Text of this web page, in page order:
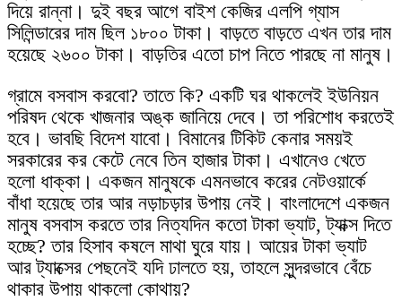
দিয়ে রান্না। দুই বছর আগে বাইশ কেজির এলপি গ্যাস
সিলিন্ডারের দাম ছিল ১৮০০ টাকা। বাড়তে বাড়তে এখন তার দাম
হয়েছে ২৬০০ টাকা। বাড়তির এতো চাপ নিতে পারছে না মানুষ।
গ্রামে বসবাস করবো? তাতে কি? একটি ঘর থাকলেই ইউনিয়ন
পরিষদ থেকে খাজনার অঙ্ক জানিয়ে দেবে। তা পরিশোধ করতেই
হবে। ভাবছি বিদেশ যাবো। বিমানের টিকিট কেনার সময়ই
সরকারের কর কেটে নেবে তিন হাজার টাকা। এখানেও খেতে
হলো ধাক্কা। একজন মানুষকে এমনভাবে করের নেটওয়ার্কে
বাঁধা হয়েছে তার আর নড়াচড়ার উপায় নেই। বাংলাদেশে একজন
মানুষ বসবাস করতে তার নিত্যদিন কতো টাকা ভ্যাট, ট্যাক্স দিতে
হচ্ছে? তার হিসাব কষলে মাথা ঘুরে যায়। আয়ের টাকা ভ্যাট
আর ট্যাক্সের পেছনেই যদি ঢালতে হয়, তাহলে সুন্দরভাবে বেঁচে
থাকার উপায় থাকলো কোথায়?